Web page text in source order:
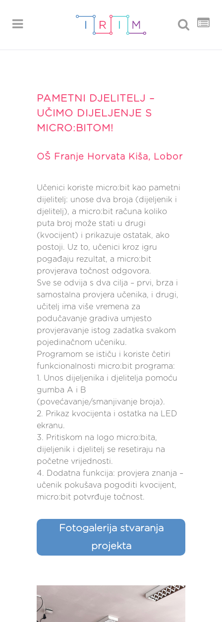
PAMETNI DJELITELJ –
UČIMO DIJELJENJE S
MICRO:BITOM!
OŠ Franje Horvata Kiša, Lobor
Učenici koriste micro:bit kao pametni
dijelitelj: unose dva broja (dijeljenik i
djelitelj), a micro:bit računa koliko
puta broj može stati u drugi
(kvocijent) i prikazuje ostatak, ako
postoji. Uz to, učenici kroz igru
pogađaju rezultat, a micro:bit
provjerava točnost odgovora.
Sve se odvija s dva cilja – prvi, brza i
samostalna provjera učenika, i drugi,
učitelj ima više vremena za
podučavanje gradiva umjesto
provjeravanje istog zadatka svakom
pojedinačnom učeniku.
Programom se ističu i koriste četiri
funkcionalnosti micro:bit programa:
1. Unos dijeljenika i djelitelja pomoću
gumba A i B
(povećavanje/smanjivanje broja).
2. Prikaz kvocijenta i ostatka na LED
ekranu.
3. Pritiskom na logo micro:bita,
dijeljenik i djelitelj se resetiraju na
početne vrijednosti.
4. Dodatna funkcija: provjera znanja –
učenik pokušava pogoditi kvocijent,
micro:bit potvrđuje točnost.
Fotogalerija stvaranja
projekta